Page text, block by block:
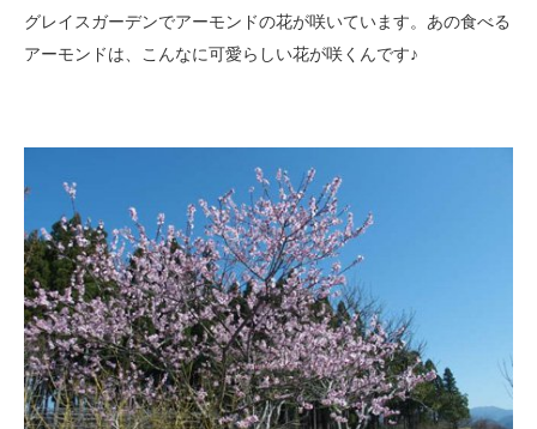
グレイスガーデンでアーモンドの花が咲いています。あの食べる
アーモンドは、こんなに可愛らしい花が咲くんです♪